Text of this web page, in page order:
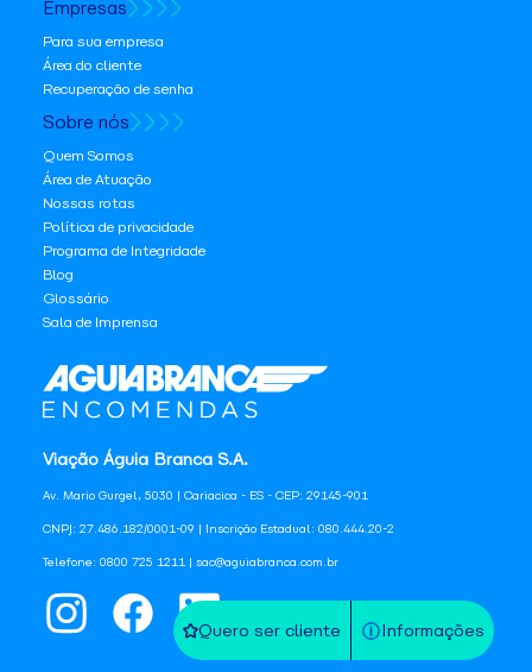
Quero ser cliente Informações
Viação Águia Branca S.A.
Av. Mario Gurgel, 5030 | Cariacica - ES - CEP: 29145-901
CNPJ: 27.486.182/0001-09 | Inscrição Estadual: 080.444.20-2
Telefone: 0800 725 1211 | sac@aguiabranca.com.br
Empresas
Para sua empresa
Área do cliente
Recuperação de senha
Sobre nós
Quem Somos
Área de Atuação
Nossas rotas
Política de privacidade
Programa de Integridade
Blog
Glossário
Sala de Imprensa